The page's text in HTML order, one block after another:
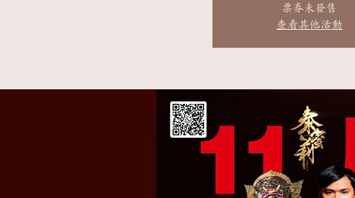
票券未發售
查看其他活動